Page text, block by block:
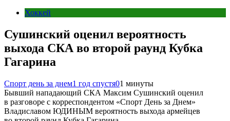
Хоккей
Сушинский оценил вероятность
выхода СКА во второй раунд Кубка
Гагарина
Спорт день за днем1 год спустя01 минуты
Бывший нападающий СКА Максим Сушинский оценил
в разговоре с корреспондентом «Спорт День за Днем»
Владиславом ЮДИНЫМ вероятность выхода армейцев